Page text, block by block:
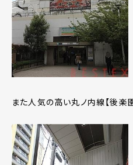
また人気の高い丸ノ内線【後楽